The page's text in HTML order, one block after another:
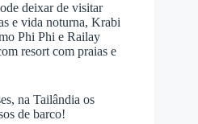
deixar de visitar
e vida noturna, Krabi
Phi Phi e Railay
resort com praias e
na Tailândia os
de barco!